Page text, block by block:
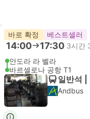
바로 확정 베스트셀러
14:00 17:30 3시간
안도라 라 벨라
바르셀로나 공항 T1
일반석 |
Andbus